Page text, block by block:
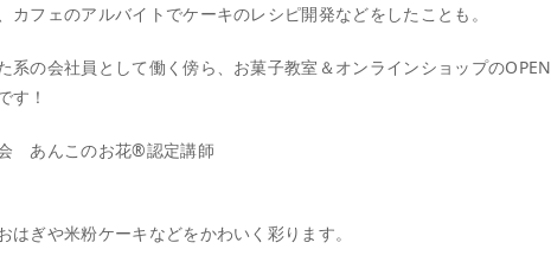
カフェのアルバイトでケーキのレシピ開発などをしたことも。
系の会社員として働く傍ら、お菓子教室＆オンラインショップのOPEN
す！
あんこのお花®認定講師
はぎや米粉ケーキなどをかわいく彩ります。